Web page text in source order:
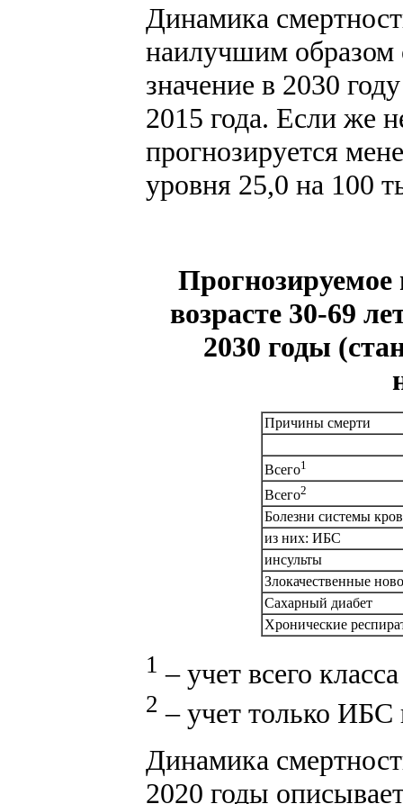
Динамика
наилучшим образом
значение в 2030
2015 года. Если же
прогнозируется
уровня 25,0 на 100
Прогнозируемое
возрасте 30-69
2030 годы
Причины смерти
Всего1
Всего2
Болезни системы
из них: ИБС
инсульты
Злокачественные
Сахарный диабет
Хронические
1 – учет всего
2 – учет только ИБС
Динамика
2020 годы